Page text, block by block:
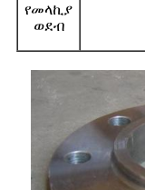
የመላኪያ
ወደብ